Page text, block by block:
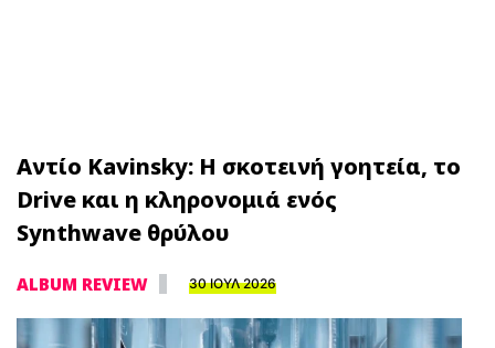
Αντίο Kavinsky: Η σκοτεινή γοητεία, το
Drive και η κληρονομιά ενός
Synthwave θρύλου
ALBUM REVIEW 30 ΙΟΥΛ 2026